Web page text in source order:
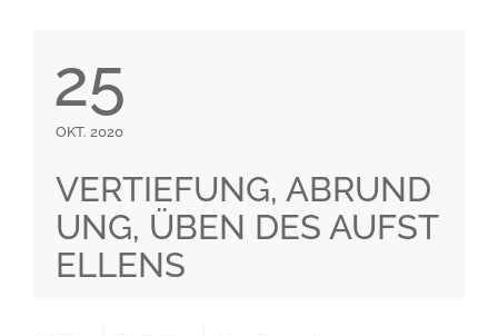
25
OKT. 2020
VERTIEFUNG, ABRUND
UNG, ÜBEN DES AUFST
ELLENS